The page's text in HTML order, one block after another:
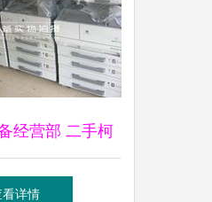
经营部 二手柯
机，成色如新
看详情